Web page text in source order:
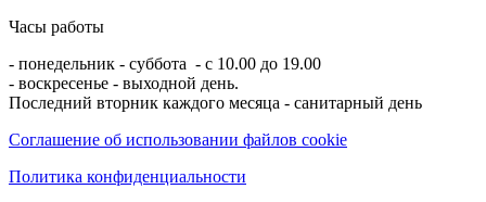
Часы работы
- понедельник - суббота - с 10.00 до 19.00
- воскресенье - выходной день.
Последний вторник каждого месяца - санитарный день
Соглашение об использовании файлов cookie
Политика конфиденциальности